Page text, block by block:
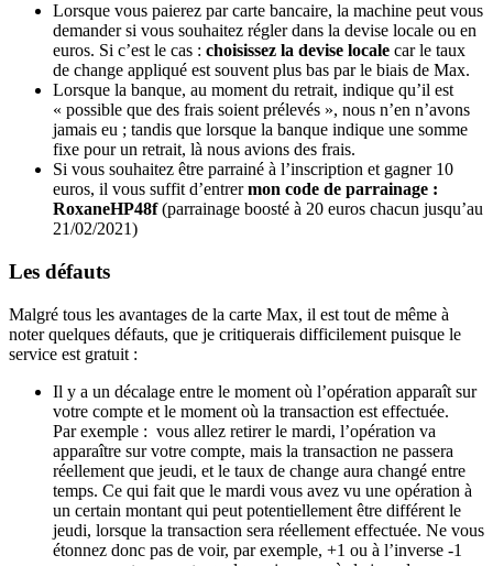
Lorsque vous paierez par carte bancaire, la machine peut vous
demander si vous souhaitez régler dans la devise locale ou en
euros. Si c’est le cas : choisissez la devise locale car le taux
de change appliqué est souvent plus bas par le biais de Max.
Lorsque la banque, au moment du retrait, indique qu’il est
« possible que des frais soient prélevés », nous n’en n’avons
jamais eu ; tandis que lorsque la banque indique une somme
fixe pour un retrait, là nous avions des frais.
Si vous souhaitez être parrainé à l’inscription et gagner 10
euros, il vous suffit d’entrermon code de parrainage :
RoxaneHP48f(parrainage boosté à 20 euros chacun jusqu’au
21/02/2021)
Les défauts
Malgré tous les avantages de la carte Max, il est tout de même à
noter quelques défauts, que je critiquerais difficilement puisque le
service est gratuit :
Il y a un décalage entre le moment où l’opération apparaît sur
votre compte et le moment où la transaction est effectuée.
Par exemple : vous allez retirer le mardi, l’opération va
apparaître sur votre compte, mais la transaction ne passera
réellement que jeudi, et le taux de change aura changé entre
temps. Ce qui fait que le mardi vous avez vu une opération à
un certain montant qui peut potentiellement être différent le
jeudi, lorsque la transaction sera réellement effectuée. Ne vous
étonnez donc pas de voir, par exemple, +1 ou à l’inverse -1